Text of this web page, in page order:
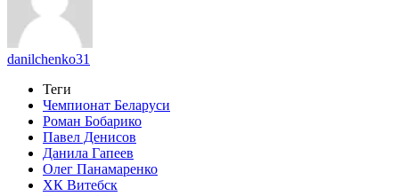
danilchenko31
Теги
Чемпионат Беларуси
Роман Бобарико
Павел Денисов
Данила Гапеев
Олег Панамаренко
ХК Витебск